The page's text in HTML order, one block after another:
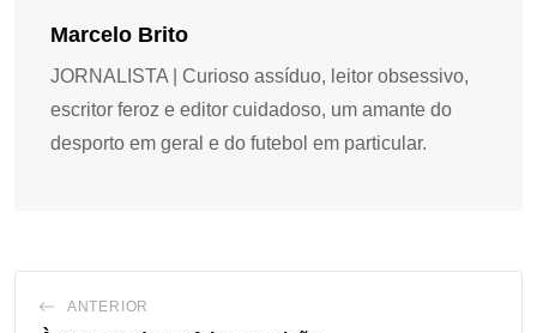
Marcelo Brito
JORNALISTA | Curioso assíduo, leitor obsessivo,
escritor feroz e editor cuidadoso, um amante do
desporto em geral e do futebol em particular.
ANTERIOR